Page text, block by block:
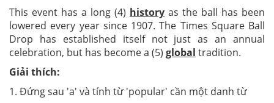
This event has a long (4) history as the ball has been
lowered every year since 1907. The Times Square Ball
Drop has established itself not just as an annual
celebration, but has become a (5) global tradition.
Giải thích:
1. Đứng sau 'a' và tính từ 'popular' cần một danh từ